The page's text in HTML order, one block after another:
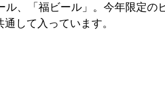
、「福ビール」。今年限定の
して入っています。